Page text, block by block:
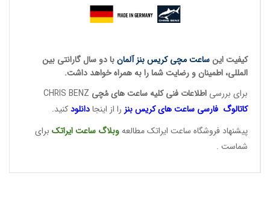
کیفیت اینساعت مچی کریس بنز آلمانبا دو سال گارانتی بین
المللی، اطمینان و رضایت شما را به همراه خواهد داشت.
برای بررسی اطلاعات فنی کلیه ساعت های مُچی
کاتالوگ فارسی ساعت هایکریس بنز را از اینجادانلودکنید.
پیشنهاد فروشگاه ساعت ایراتک مطالعهوبلاگ ساعتایراتک برای
شماست .